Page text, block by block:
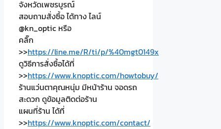
จังหวัดเพชรบูรณ์
สอบถามสั่งซื้อ ได้ทาง ไลน์
@kn_optic หรือ
คลิ๊ก
>>https://line.me/R/ti/p/%40mgt0149x
ดูวิธีการสั่งซื้อได้ที่
>>https://www.knoptic.com/howtobuy/
ร้านแว่นตาคุณหนุ่ม มีหน้าร้าน จอดรถ
สะดวก ดูข้อมูลติดต่อร้าน
แผนที่ร้าน ได้ที่
>>https://www.knoptic.com/contact/